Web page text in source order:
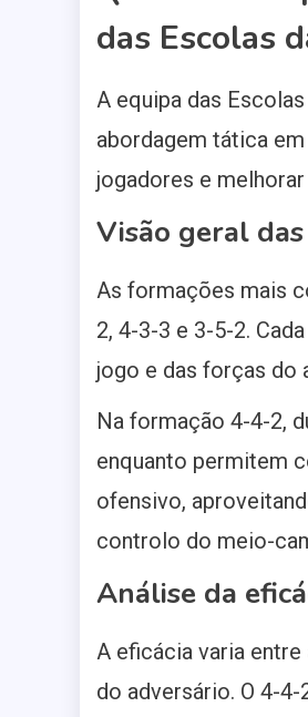
das Escolas
A equipa das
abordagem tática
jogadores e
Visão geral
As formações mais
2, 4-3-3 e 3-5-2.
jogo e das forças do
Na formação 4-4-2,
enquanto permitem
ofensivo,
controlo do meio-
Análise da
A eficácia varia
do adversário. O 4-